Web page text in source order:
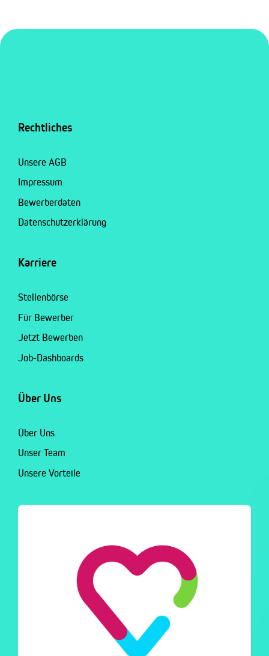
Rechtliches
Unsere AGB
Impressum
Bewerberdaten
Datenschutzerklärung
Karriere
Stellenbörse
Für Bewerber
Jetzt Bewerben
Job-Dashboards
Über Uns
Über Uns
Unser Team
Unsere Vorteile